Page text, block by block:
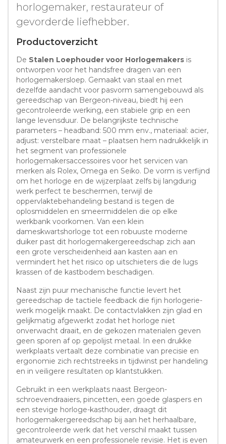
horlogemaker, restaurateur of
gevorderde liefhebber.
Productoverzicht
De Stalen Loephouder voor Horlogemakers is
ontworpen voor het handsfree dragen van een
horlogemakersloep. Gemaakt van staal en met
dezelfde aandacht voor pasvorm samengebouwd als
gereedschap van Bergeon-niveau, biedt hij een
gecontroleerde werking, een stabiele grip en een
lange levensduur. De belangrijkste technische
parameters – headband: 500 mm env., materiaal: acier,
adjust: verstelbare maat – plaatsen hem nadrukkelijk in
het segment van professionele
horlogemakersaccessoires voor het servicen van
merken als Rolex, Omega en Seiko. De vorm is verfijnd
om het horloge en de wijzerplaat zelfs bij langdurig
werk perfect te beschermen, terwijl de
oppervlaktebehandeling bestand is tegen de
oplosmiddelen en smeermiddelen die op elke
werkbank voorkomen. Van een klein
dameskwartshorloge tot een robuuste moderne
duiker past dit horlogemakergereedschap zich aan
een grote verscheidenheid aan kasten aan en
vermindert het het risico op uitschieters die de lugs
krassen of de kastbodem beschadigen.
Naast zijn puur mechanische functie levert het
gereedschap de tactiele feedback die fijn horlogerie-
werk mogelijk maakt. De contactvlakken zijn glad en
gelijkmatig afgewerkt zodat het horloge niet
onverwacht draait, en de gekozen materialen geven
geen sporen af op gepolijst metaal. In een drukke
werkplaats vertaalt deze combinatie van precisie en
ergonomie zich rechtstreeks in tijdwinst per handeling
en in veiligere resultaten op klantstukken.
Gebruikt in een werkplaats naast Bergeon-
schroevendraaiers, pincetten, een goede glaspers en
een stevige horloge-kasthouder, draagt dit
horlogemakergereedschap bij aan het herhaalbare,
gecontroleerde werk dat het verschil maakt tussen
amateurwerk en een professionele revisie. Het is even